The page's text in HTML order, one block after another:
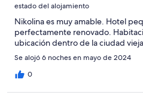
estado del alojamiento
Nikolina es muy amable. Hotel
perfectamente renovado.
ubicación dentro de la ciudad
Se alojó 6 noches en mayo de 2024
0